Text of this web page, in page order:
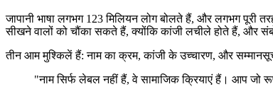
जापानी भाषा लगभग 123 मिलियन लोग बोलते हैं, और लगभग पूरी
सीखने वालों को चौंका सकते हैं, क्योंकि कांजी लचीले होते हैं, और
तीन आम मुश्किलें हैं: नाम का क्रम, कांजी के उच्चारण, और
"नाम सिर्फ लेबल नहीं हैं, वे सामाजिक क्रियाएं हैं। आप